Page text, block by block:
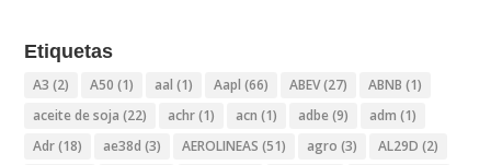
Etiquetas
A3 (2) A50 (1) aal (1) Aapl (66) ABEV(27) ABNB (1)
aceite de soja (22) achr(1) acn (1) adbe (9) adm (1)
Adr(18) ae38d (3) AEROLINEAS (51) agro (3) AL29D (2)